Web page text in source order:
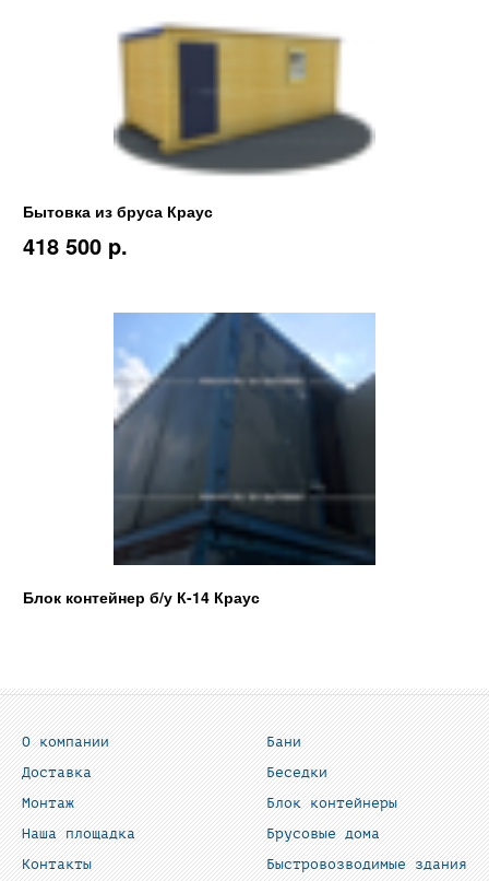
Бытовка из бруса Краус
418 500 p.
Блок контейнер б/у К-14 Краус
О компании
Доставка
Монтаж
Наша площадка
Контакты
Бани
Беседки
Блок контейнеры
Брусовые дома
Быстровозводимые здания